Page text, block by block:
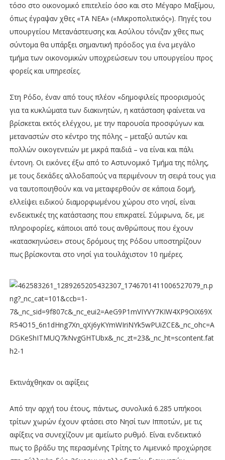
τόσο στο οικονομικό επιτελείο όσο και στο Μέγαρο Μαξίμου,
όπως έγραψαν χθες «ΤΑ ΝΕΑ» («Μικροπολιτικός»). Πηγές του
υπουργείου Μετανάστευσης και Ασύλου τόνιζαν χθες πως
σύντομα θα υπάρξει σημαντική πρόοδος για ένα μεγάλο
τμήμα των οικονομικών υποχρεώσεων του υπουργείου προς
φορείς και υπηρεσίες.
Στη Ρόδο, έναν από τους πλέον «δημοφιλείς προορισμούς
για τα κυκλώματα των διακινητών, η κατάσταση φαίνεται να
βρίσκεται εκτός ελέγχου, με την παρουσία προσφύγων και
μεταναστών στο κέντρο της πόλης – μεταξύ αυτών και
πολλών οικογενειών με μικρά παιδιά – να είναι και πάλι
έντονη. Οι εικόνες έξω από το Αστυνομικό Τμήμα της πόλης,
με τους δεκάδες αλλοδαπούς να περιμένουν τη σειρά τους για
να ταυτοποιηθούν και να μεταφερθούν σε κάποια δομή,
ελλείψει ειδικού διαμορφωμένου χώρου στο νησί, είναι
ενδεικτικές της κατάστασης που επικρατεί. Σύμφωνα, δε, με
πληροφορίες, κάποιοι από τους ανθρώπους που έχουν
«κατασκηνώσει» στους δρόμους της Ρόδου υποστηρίζουν
πως βρίσκονται στο νησί για τουλάχιστον 10 ημέρες.
Εκτινάχθηκαν οι αφίξεις
Από την αρχή του έτους, πάντως, συνολικά 6.285 υπήκοοι
τρίτων χωρών έχουν φτάσει στο Νησί των Ιπποτών, με τις
αφίξεις να συνεχίζουν με αμείωτο ρυθμό. Είναι ενδεικτικό
πως το βράδυ της περασμένης Τρίτης το Λιμενικό προχώρησε